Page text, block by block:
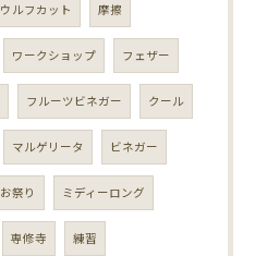
ウルフカット 摩擦
ワークショップ フェザー
フルーツビネガー クール
マルゲリータ ビネガー
お祭り ミディーロング
専修寺 練習